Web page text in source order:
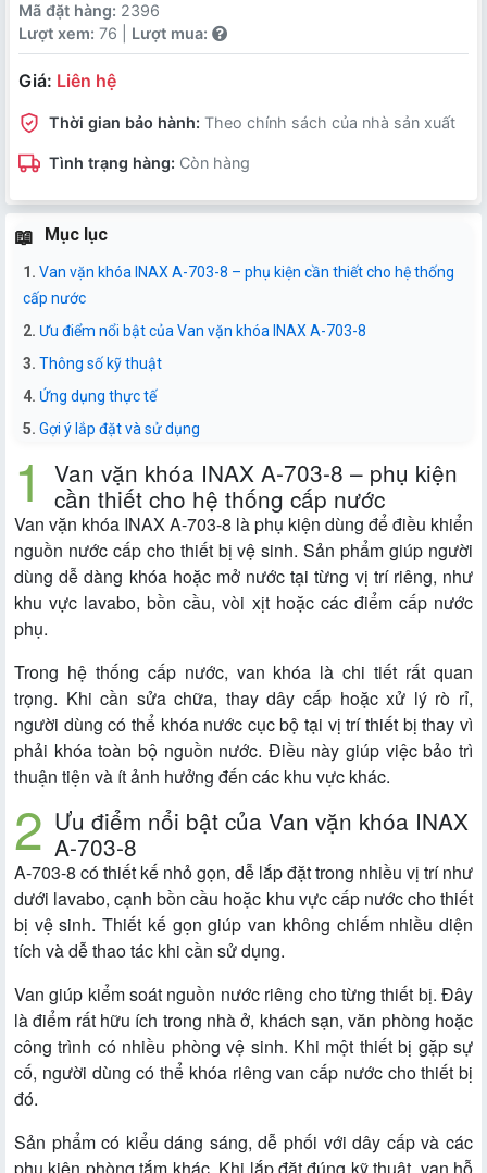
Mã đặt hàng: 2396
Lượt xem: 76 | Lượt mua:
Giá: Liên hệ
Thời gian bảo hành: Theo chính sách của nhà sản xuất
Tình trạng hàng: Còn hàng
Mục lục
Van vặn khóa INAX A-703-8 – phụ kiện cần thiết cho hệ thống
cấp nước
Ưu điểm nổi bật của Van vặn khóa INAX A-703-8
Thông số kỹ thuật
Ứng dụng thực tế
Gợi ý lắp đặt và sử dụng
Van vặn khóa INAX A-703-8 – phụ kiện
cần thiết cho hệ thống cấp nước
Van vặn khóa INAX A-703-8 là phụ kiện dùng để điều khiển
nguồn nước cấp cho thiết bị vệ sinh. Sản phẩm giúp người
dùng dễ dàng khóa hoặc mở nước tại từng vị trí riêng, như
khu vực lavabo, bồn cầu, vòi xịt hoặc các điểm cấp nước
phụ.
Trong hệ thống cấp nước, van khóa là chi tiết rất quan
trọng. Khi cần sửa chữa, thay dây cấp hoặc xử lý rò rỉ,
người dùng có thể khóa nước cục bộ tại vị trí thiết bị thay vì
phải khóa toàn bộ nguồn nước. Điều này giúp việc bảo trì
thuận tiện và ít ảnh hưởng đến các khu vực khác.
Ưu điểm nổi bật của Van vặn khóa INAX
A-703-8
A-703-8 có thiết kế nhỏ gọn, dễ lắp đặt trong nhiều vị trí như
dưới lavabo, cạnh bồn cầu hoặc khu vực cấp nước cho thiết
bị vệ sinh. Thiết kế gọn giúp van không chiếm nhiều diện
tích và dễ thao tác khi cần sử dụng.
Van giúp kiểm soát nguồn nước riêng cho từng thiết bị. Đây
là điểm rất hữu ích trong nhà ở, khách sạn, văn phòng hoặc
công trình có nhiều phòng vệ sinh. Khi một thiết bị gặp sự
cố, người dùng có thể khóa riêng van cấp nước cho thiết bị
đó.
Sản phẩm có kiểu dáng sáng, dễ phối với dây cấp và các